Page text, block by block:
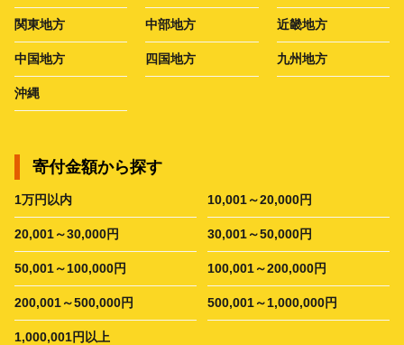
関東地方 中部地方 近畿地方
中国地方 四国地方 九州地方
沖縄
寄付金額から探す
1万円以内 10,001～20,000円
20,001～30,000円 30,001～50,000円
50,001～100,000円 100,001～200,000円
200,001～500,000円 500,001～1,000,000円
1,000,001円以上